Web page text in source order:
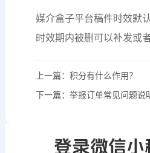
媒介盒子平台稿件时效默
时效期内被删可以补发或
上一篇： 积分有什么作用？
下一篇： 举报订单常见问题说